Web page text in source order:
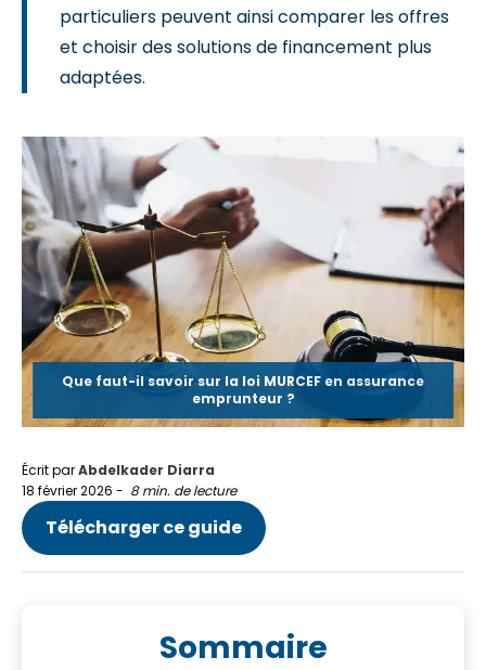
particuliers peuvent ainsi comparer les offres
et choisir des solutions de financement plus
adaptées.
Que faut-il savoir sur la loi MURCEF en assurance
emprunteur ?
Écrit parAbdelkader Diarra
18 février 2026 - 8 min. de lecture
Télécharger ce guide
Sommaire